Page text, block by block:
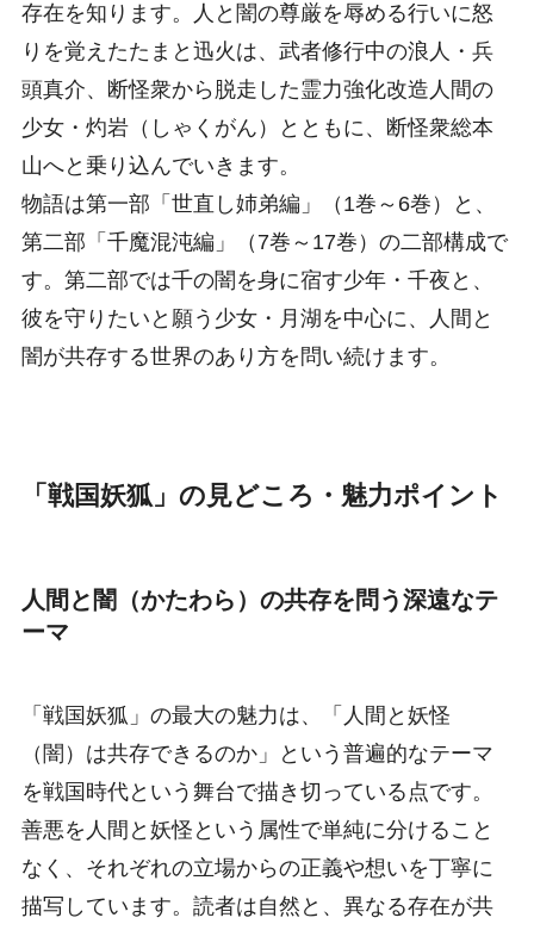
存在を知ります。人と闇の尊厳を辱める行いに怒
りを覚えたたまと迅火は、武者修行中の浪人・兵
頭真介、断怪衆から脱走した霊力強化改造人間の
少女・灼岩（しゃくがん）とともに、断怪衆総本
山へと乗り込んでいきます。
物語は第一部「世直し姉弟編」（1巻～6巻）と、
第二部「千魔混沌編」（7巻～17巻）の二部構成で
す。第二部では千の闇を身に宿す少年・千夜と、
彼を守りたいと願う少女・月湖を中心に、人間と
闇が共存する世界のあり方を問い続けます。
「戦国妖狐」の見どころ・魅力ポイント
人間と闇（かたわら）の共存を問う深遠なテ
ーマ
「戦国妖狐」の最大の魅力は、「人間と妖怪
（闇）は共存できるのか」という普遍的なテーマ
を戦国時代という舞台で描き切っている点です。
善悪を人間と妖怪という属性で単純に分けること
なく、それぞれの立場からの正義や想いを丁寧に
描写しています。読者は自然と、異なる存在が共